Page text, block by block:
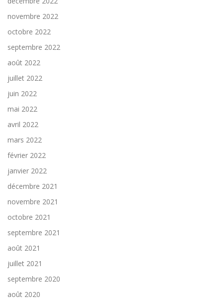
novembre 2022
octobre 2022
septembre 2022
août 2022
juillet 2022
juin 2022
mai 2022
avril 2022
mars 2022
février 2022
janvier 2022
décembre 2021
novembre 2021
octobre 2021
septembre 2021
août 2021
juillet 2021
septembre 2020
août 2020